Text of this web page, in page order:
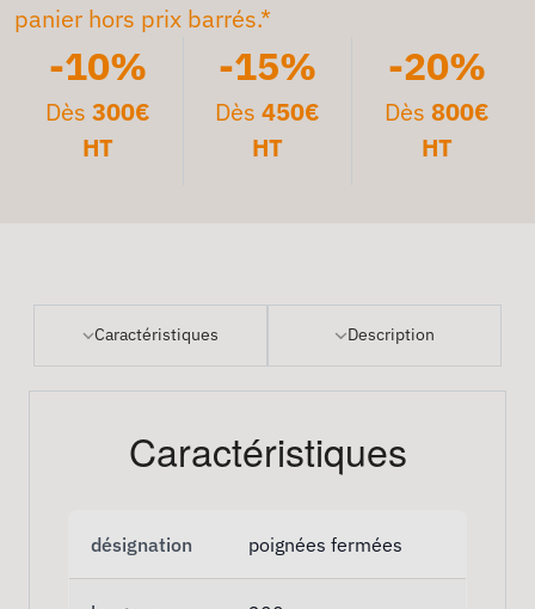
panier hors prix barrés.*
-10%
Dès300€
HT
-15%
Dès 450€
HT
-20%
Dès 800€
HT
Caractéristiques Description
Caractéristiques
désignation poignées fermées